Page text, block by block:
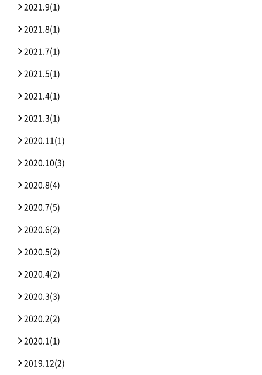
2021.9(1)
2021.8(1)
2021.7(1)
2021.5(1)
2021.4(1)
2021.3(1)
2020.11(1)
2020.10(3)
2020.8(4)
2020.7(5)
2020.6(2)
2020.5(2)
2020.4(2)
2020.3(3)
2020.2(2)
2020.1(1)
2019.12(2)